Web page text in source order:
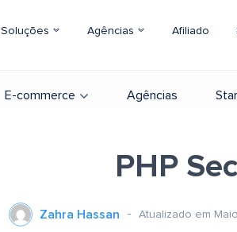
Soluções Agências Afiliado
E-commerce Agências
PHP
Zahra Hassan Atualizado em